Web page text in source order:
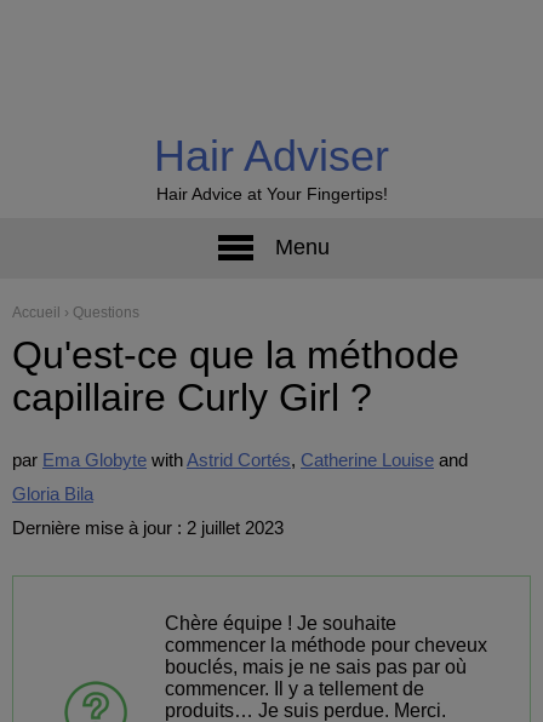
Hair Adviser
Hair Advice at Your Fingertips!
Menu
Accueil › Questions
Qu'est-ce que la méthode
capillaire Curly Girl ?
par Ema Globyte Astrid Cortés Catherine Louise
Gloria Bila
Dernière mise à jour : 2 juillet 2023
Chère équipe ! Je souhaite
commencer la méthode pour cheveux
bouclés, mais je ne sais pas par où
commencer. Il y a tellement de
produits… Je suis perdue. Merci.